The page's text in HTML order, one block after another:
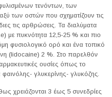
τενόντων, των
των οστών που σχηματίζουν τις
τις αρθρώσεις. Τα διαλύματα
με πυκνότητα 12,5-25 % και πιο
φυσιολογικό ορό και ένα τοπικό
(lidocaine) 2 %. Στο παρελθόν
ουσίες όπως το
γλυκερίνης- γλυκόζης.
χρειάζονται 3 έως 5 συνεδρίες